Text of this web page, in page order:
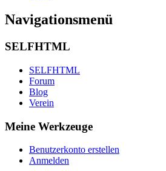
Navigationsmenü
SELFHTML
SELFHTML
Forum
Blog
Verein
Meine Werkzeuge
Benutzerkonto erstellen
Anmelden